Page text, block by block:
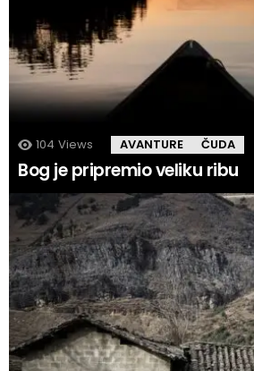
104 Views AVANTURE ČUDA
Bog je pripremio veliku ribu